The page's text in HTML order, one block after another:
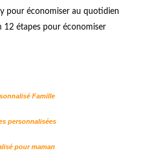
12 étapes pour économiser
Famille
personnalisées
pour maman